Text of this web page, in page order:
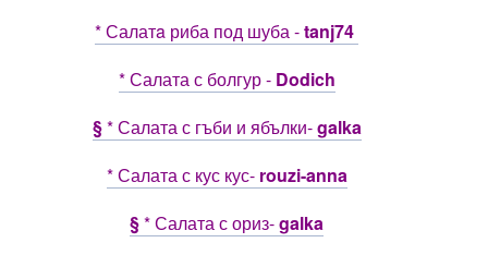
* Салатa риба под шуба -tanj74
* Салата с болгур - Dodich
§* Салата с гъби и ябълки-galka
* Салата с кус кус- rouzi-anna
§* Салата с ориз-galka